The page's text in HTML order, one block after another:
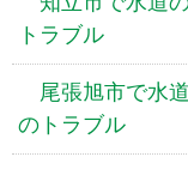
トラブル
尾張旭市で水
のトラブル